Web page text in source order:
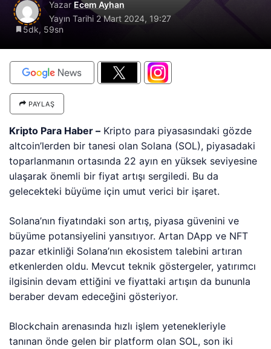
Yazar Ecem Ayhan
Yayın Tarihi 2 Mart 2024, 19:27
5dk, 59sn
PAYLAŞ
Kripto Para Haber – Kripto para piyasasındaki gözde
altcoin’lerden bir tanesi olan Solana (SOL), piyasadaki
toparlanmanın ortasında 22 ayın en yüksek seviyesine
ulaşarak önemli bir fiyat artışı sergiledi. Bu da
gelecekteki büyüme için umut verici bir işaret.
Solana’nın fiyatındaki son artış, piyasa güvenini ve
büyüme potansiyelini yansıtıyor. Artan DApp ve NFT
pazar etkinliği Solana’nın ekosistem talebini artıran
etkenlerden oldu. Mevcut teknik göstergeler, yatırımcı
ilgisinin devam ettiğini ve fiyattaki artışın da bununla
beraber devam edeceğini gösteriyor.
Blockchain arenasında hızlı işlem yetenekleriyle
tanınan önde gelen bir platform olan SOL, son iki